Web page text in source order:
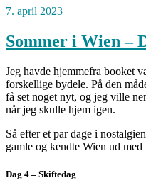
7. april 2023
Sommer i Wien –
Jeg havde hjemmefra booket
forskellige bydele. På den
få set noget nyt, og jeg ville
når jeg skulle hjem igen.
Så efter et par dage i
gamle og kendte Wien ud
Dag 4 – Skiftedag